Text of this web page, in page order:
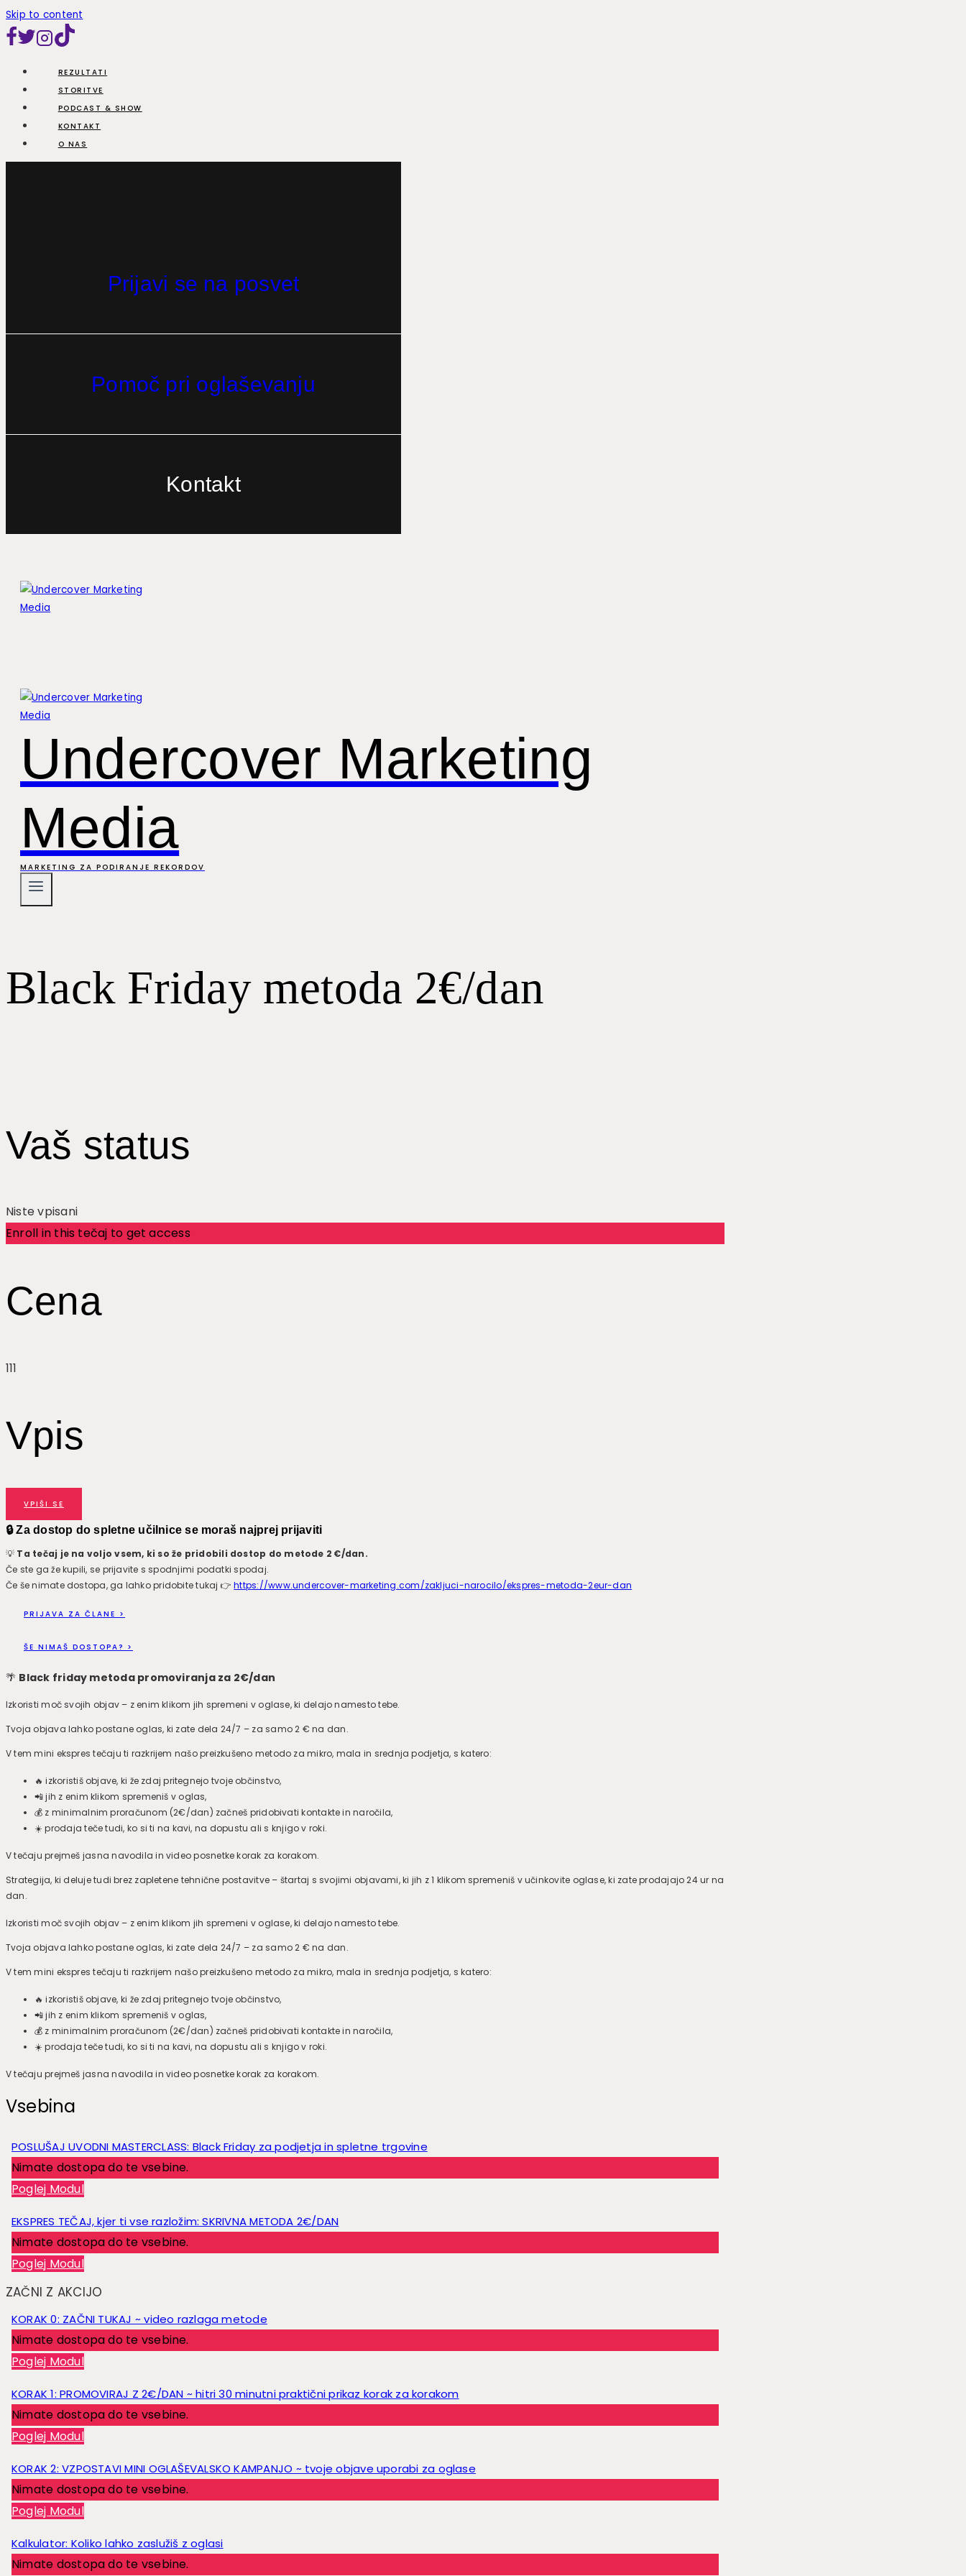
Skip to content
REZULTATI
STORITVE
PODCAST & SHOW
KONTAKT
O NAS
Prijavi se na posvet
Pomoč pri oglaševanju
Kontakt
Undercover Marketing
Media
MARKETING ZA PODIRANJE REKORDOV
Black Friday metoda 2€/dan
Vaš status
Niste vpisani
Enroll in this tečaj to get access
Cena
111
Vpis
VPIŠI SE
🔒 Za dostop do spletne učilnice se moraš najprej prijaviti
💡 Ta tečaj je na voljo vsem, ki so že pridobili dostop do metode 2 €/dan.
Če ste ga že kupili, se prijavite s spodnjimi podatki spodaj.
Če še nimate dostopa, ga lahko pridobite tukaj 👉https://www.undercover-marketing.com/zakljuci-narocilo/ekspres-metoda-2eur-dan
PRIJAVA ZA ČLANE >
ŠE NIMAŠ DOSTOPA? >
🌴 Black friday metoda promoviranja za 2€/dan
Izkoristi moč svojih objav – z enim klikom jih spremeni v oglase, ki delajo namesto tebe.
Tvoja objava lahko postane oglas, ki zate dela 24/7 – za samo 2 € na dan.
V tem mini ekspres tečaju ti razkrijem našo preizkušeno metodo za mikro, mala in srednja podjetja, s katero:
🔥 izkoristiš objave, ki že zdaj pritegnejo tvoje občinstvo,
📲 jih z enim klikom spremeniš v oglas,
💰 z minimalnim proračunom (2€/dan) začneš pridobivati kontakte in naročila,
☀️ prodaja teče tudi, ko si ti na kavi, na dopustu ali s knjigo v roki.
V tečaju prejmeš jasna navodila in video posnetke korak za korakom.
Strategija, ki deluje tudi brez zapletene tehnične postavitve – štartaj s svojimi objavami, ki jih z 1 klikom spremeniš v učinkovite oglase, ki zate prodajajo 24 ur na
dan.
Izkoristi moč svojih objav – z enim klikom jih spremeni v oglase, ki delajo namesto tebe.
Tvoja objava lahko postane oglas, ki zate dela 24/7 – za samo 2 € na dan.
V tem mini ekspres tečaju ti razkrijem našo preizkušeno metodo za mikro, mala in srednja podjetja, s katero:
🔥 izkoristiš objave, ki že zdaj pritegnejo tvoje občinstvo,
📲 jih z enim klikom spremeniš v oglas,
💰 z minimalnim proračunom (2€/dan) začneš pridobivati kontakte in naročila,
☀️ prodaja teče tudi, ko si ti na kavi, na dopustu ali s knjigo v roki.
V tečaju prejmeš jasna navodila in video posnetke korak za korakom.
Vsebina
POSLUŠAJ UVODNI MASTERCLASS: Black Friday za podjetja in spletne trgovine
Nimate dostopa do te vsebine.
Poglej Modul
EKSPRES TEČAJ, kjer ti vse razložim: SKRIVNA METODA 2€/DAN
Nimate dostopa do te vsebine.
Poglej Modul
ZAČNI Z AKCIJO
KORAK 0: ZAČNI TUKAJ ~ video razlaga metode
Nimate dostopa do te vsebine.
Poglej Modul
KORAK 1: PROMOVIRAJ Z 2€/DAN ~ hitri 30 minutni praktični prikaz korak za korakom
Nimate dostopa do te vsebine.
Poglej Modul
KORAK 2: VZPOSTAVI MINI OGLAŠEVALSKO KAMPANJO ~ tvoje objave uporabi za oglase
Nimate dostopa do te vsebine.
Poglej Modul
Kalkulator: Koliko lahko zaslužiš z oglasi
Nimate dostopa do te vsebine.